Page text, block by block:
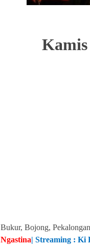
Kamis
Bukur, Bojong,
Ngastina| Streaming : Ki